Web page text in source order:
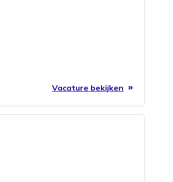
Vacature bekijken